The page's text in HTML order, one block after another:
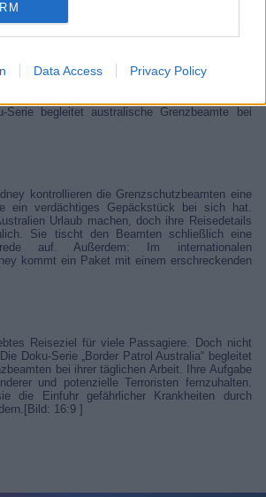
Data Access Privacy Policy
Serie begleitet australische Grenzbeamte bei
kontrollieren die Grenzschutzbeamten eine
ein verdächtiges Gepäckstück bei sich hat.
Urlaub machen, doch ihre Reisedetails
Sie tischt den Beamten schließlich eine
auf. Außerdem: Im internationalen
kommt ein Paket mit einem erschreckenden
Reiseziel für viele Passagiere. Doch nicht
Doku-Serie „Border Patrol Australia“ begleitet
bei ihrer täglichen Arbeit. Ihre Aufgabe
und potenzielle Terroristen fernzuhalten.
die Einfuhr gefährlicher Krankheiten durch
16:9 ]